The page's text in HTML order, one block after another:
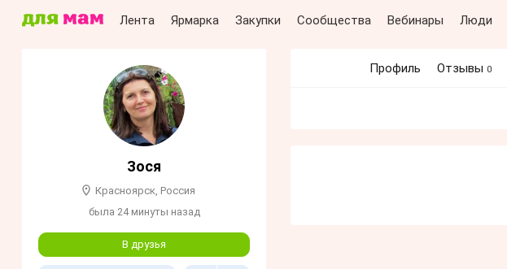
Лента Ярмарка Закупки Сообщества Вебинары Люди
Зося
Красноярск, Россия
была 24 минуты назад
В друзья
Профиль Отзывы 0